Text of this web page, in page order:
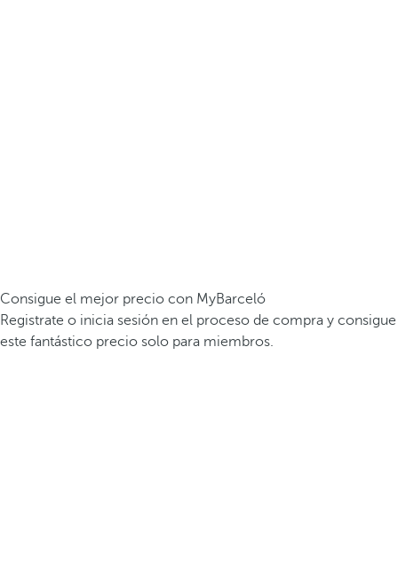
Consigue el mejor precio con MyBarceló
Registrate o inicia sesión en el proceso de compra y consigue
este fantástico precio solo para miembros.